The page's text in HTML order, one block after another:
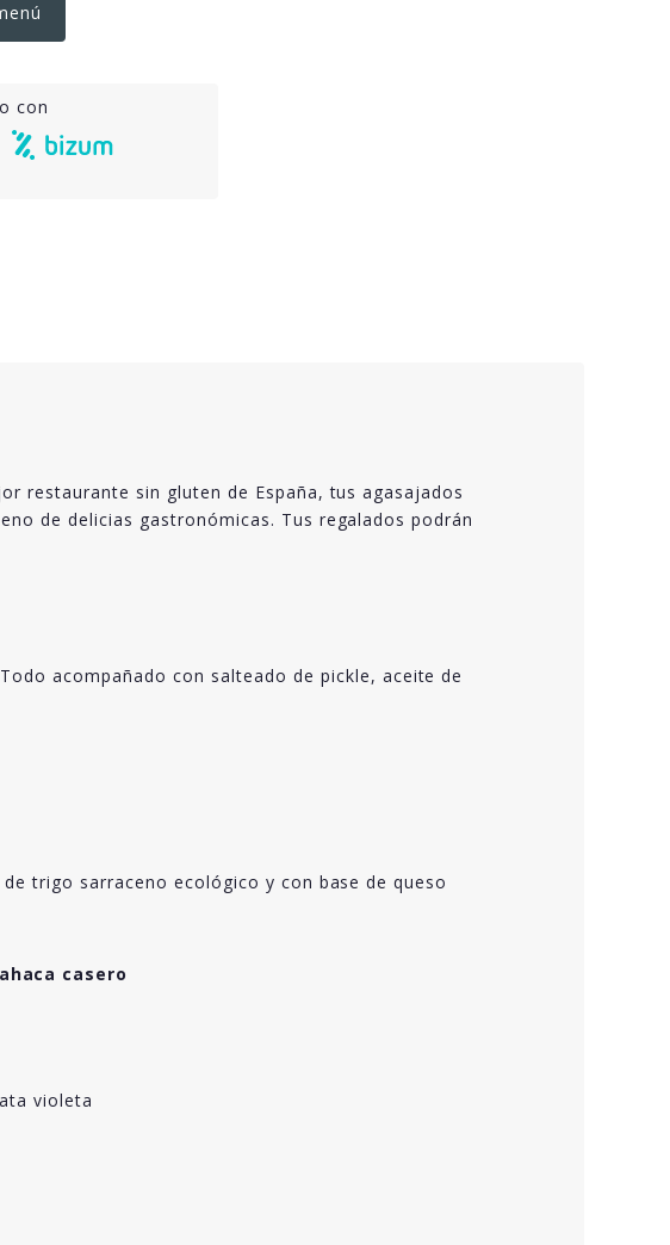
con
restaurante sin gluten de España, tus agasajados
de delicias gastronómicas. Tus regalados podrán
acompañado con salteado de pickle, aceite de
trigo sarraceno ecológico y con base de queso
casero
violeta